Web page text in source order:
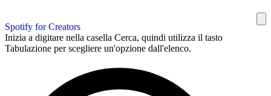
Spotify for Creators
Inizia a digitare nella casella Cerca, quindi utilizza il tasto
Tabulazione per scegliere un'opzione dall'elenco.